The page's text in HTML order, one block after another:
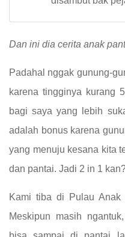
Dan ini dia cerita anak
Padahal nggak gunung-
karena tingginya kurang
bagi saya yang lebih
adalah bonus karena
yang menuju kesana kita
dan pantai. Jadi 2 in 1
Kami tiba di Pulau
Meskipun masih